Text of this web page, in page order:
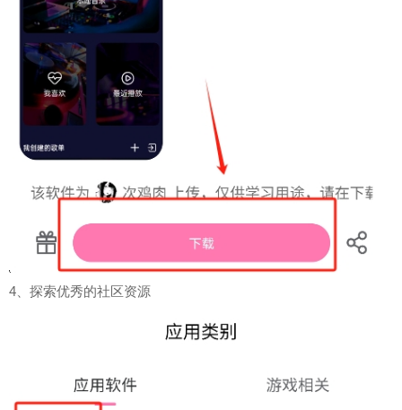
4、探索优秀的社区资源